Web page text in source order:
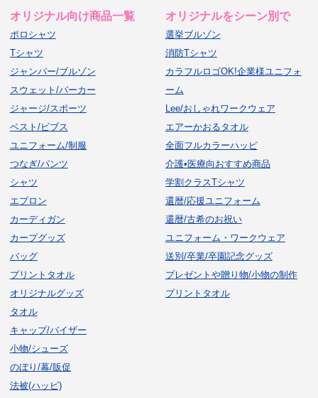
オリジナル向け商品一覧
ポロシャツ
Tシャツ
ジャンパー/ブルゾン
スウェット/パーカー
ジャージ/スポーツ
ベスト/ビブス
ユニフォーム/制服
つなぎ/パンツ
シャツ
エプロン
カーディガン
カープグッズ
バッグ
プリントタオル
オリジナルグッズ
タオル
キャップ/バイザー
小物/シューズ
のぼり/幕/販促
法被(ハッピ)
オリジナルをシーン別で
選挙ブルゾン
消防Tシャツ
カラフルロゴOK!企業様ユニフォ
ーム
Lee/おしゃれワークウェア
エアーかおるタオル
全面フルカラーハッピ
介護•医療向おすすめ商品
学割クラスTシャツ
還暦/応援ユニフォーム
還暦/古希のお祝い
ユニフォーム・ワークウェア
送別/卒業/卒園記念グッズ
プレゼントや贈り物/小物の制作
プリントタオル